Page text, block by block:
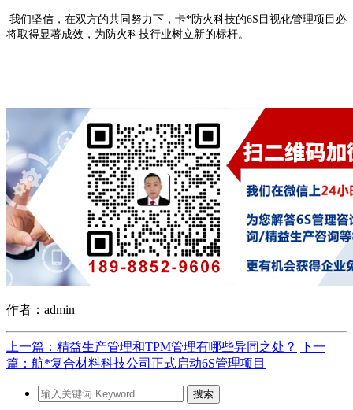
我们坚信，在双方的共同努力下，卡*防火科技的6S目视化管理项目必
将取得显著成效，为防火科技行业树立新的标杆。
作者：admin
上一篇：精益生产管理和TPM管理有哪些异同之处？ 下一
篇：航*复合材料科技公司正式启动6S管理项目